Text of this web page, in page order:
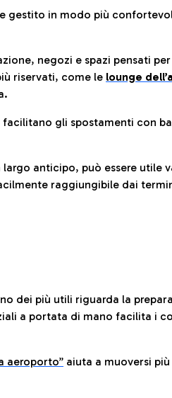
gestito in modo più
negozi e spazi pensati
riservati, come le lounge
facilitano gli spostamenti con
anticipo, può essere utile
raggiungibile dai
dei più utili riguarda la
a portata di mano facilita i
aeroporto” aiuta a muoversi